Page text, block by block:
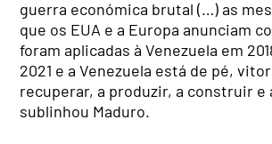
guerra económica brutal (…) as
que os EUA e a Europa anunciam
foram aplicadas à Venezuela em
2021 e a Venezuela está de pé,
recuperar, a produzir, a construir e
sublinhou Maduro.